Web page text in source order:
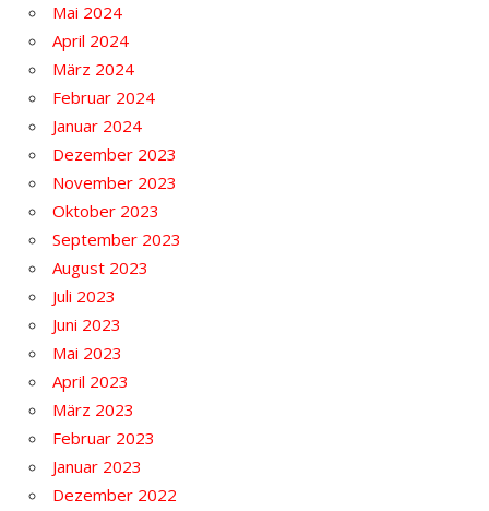
Mai 2024
April 2024
März 2024
Februar 2024
Januar 2024
Dezember 2023
November 2023
Oktober 2023
September 2023
August 2023
Juli 2023
Juni 2023
Mai 2023
April 2023
März 2023
Februar 2023
Januar 2023
Dezember 2022